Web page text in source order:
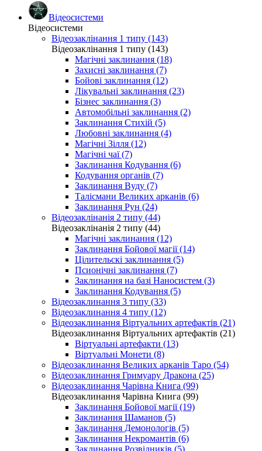
Відеосистеми
Відеосистеми
Відеозаклінання 1 типу (143)
Відеозаклінання 1 типу (143)
Магічні заклинання (18)
Захисні заклинання (7)
Бойові заклинання (12)
Лікувальні заклинання (23)
Бізнес заклинання (3)
Автомобільні заклинання (2)
Заклинання Стихій (5)
Любовні заклинання (4)
Магічні Зілля (12)
Магічні чаї (7)
Заклинання Кодування (6)
Кодування органів (7)
Заклинання Вуду (7)
Талісмани Великих арканів (6)
Заклинання Рун (24)
Відеозаклінанія 2 типу (44)
Відеозаклінанія 2 типу (44)
Магічні заклинання (12)
Заклинання Бойової магії (14)
Цілительскі заклинання (5)
Псионічні заклинання (7)
Заклинання на базі Наносистем (3)
Заклинання Кодування (5)
Відеозаклинання 3 типу (33)
Відеозаклинання 4 типу (12)
Відеозаклинання Віртуальних артефактів (21)
Відеозаклинання Віртуальних артефактів (21)
Віртуальні артефакти (13)
Віртуальні Монети (8)
Відеозаклинання Великих арканів Таро (54)
Відеозаклинання Гримуару Дракона (25)
Відеозаклинання Чарівна Книга (99)
Відеозаклинання Чарівна Книга (99)
Заклинання Бойової магії (19)
Заклинання Шаманов (5)
Заклинання Демонологів (5)
Заклинання Некромантів (6)
Заклинання Розвідників (5)